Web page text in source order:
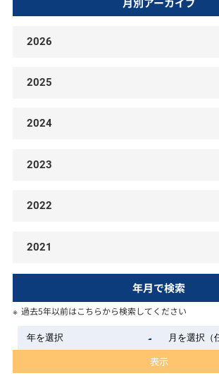
2026
2025
2024
2023
2022
2021
年月で検索
過去5年以前はこちらから検索してください
表示